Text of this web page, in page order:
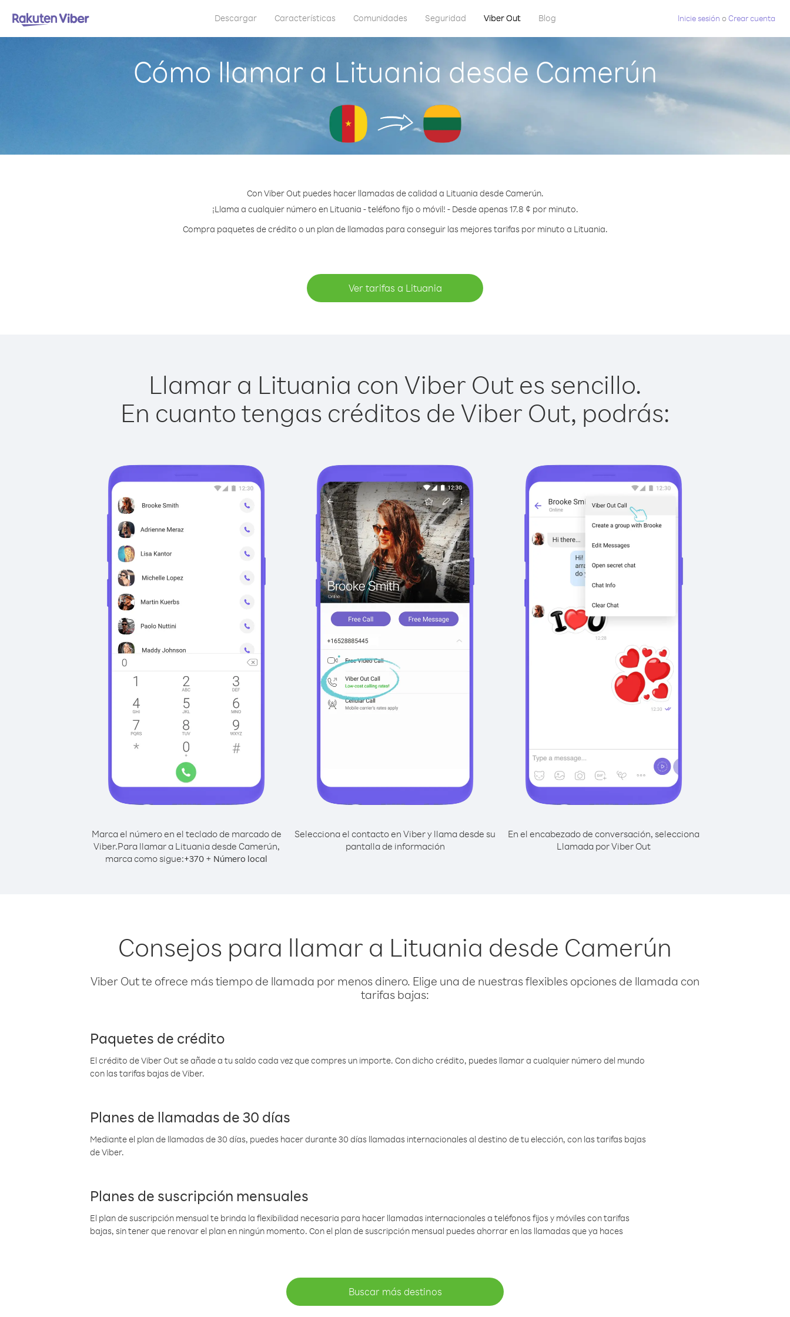
Descargar Características Comunidades Seguridad Viber Out Blog Inicie sesión oCrear cuenta
Cómo llamar a Lituania desde Camerún
Con Viber Out puedes hacer llamadas de calidad a Lituania desde Camerún.
¡Llama a cualquier número en Lituania - teléfono fijo o móvil! - Desde apenas 17.8 ¢ por minuto.
Compra paquetes de crédito o un plan de llamadas para conseguir las mejores tarifas por minuto a Lituania.
Ver tarifas a Lituania
Llamar a Lituania con Viber Out es sencillo.
En cuanto tengas créditos de Viber Out, podrás:
Marca el número en el teclado de marcado de
Viber.Para llamar a Lituania desde Camerún,
marca como sigue:+370 + Número local
Selecciona el contacto en Viber y llama desde su
pantalla de información
En el encabezado de conversación, selecciona
Llamada por Viber Out
Consejos para llamar a Lituania desde Camerún
Viber Out te ofrece más tiempo de llamada por menos dinero. Elige una de nuestras flexibles opciones de llamada con
tarifas bajas:
Paquetes de crédito
El crédito de Viber Out se añade a tu saldo cada vez que compres un importe. Con dicho crédito, puedes llamar a cualquier número del mundo
con las tarifas bajas de Viber.
Planes de llamadas de 30 días
Mediante el plan de llamadas de 30 días, puedes hacer durante 30 días llamadas internacionales al destino de tu elección, con las tarifas bajas
de Viber.
Planes de suscripción mensuales
El plan de suscripción mensual te brinda la flexibilidad necesaria para hacer llamadas internacionales a teléfonos fijos y móviles con tarifas
bajas, sin tener que renovar el plan en ningún momento. Con el plan de suscripción mensual puedes ahorrar en las llamadas que ya haces
Buscar más destinos